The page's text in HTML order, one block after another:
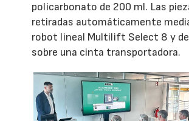
policarbonato de 200 ml. Las
retiradas automáticamente
robot lineal Multilift Select 8 y
sobre una cinta transportadora.